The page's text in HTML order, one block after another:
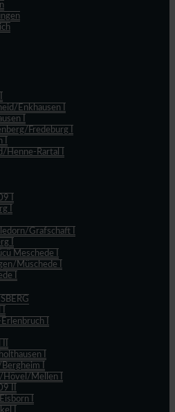
Enkhausen I
I
Fredeburg I
I
Henne-Rartal I
I
I
Grafschaft I
I
Meschede I
Müschede I
I
I
I
I
Hövel/Mellen I
II
I